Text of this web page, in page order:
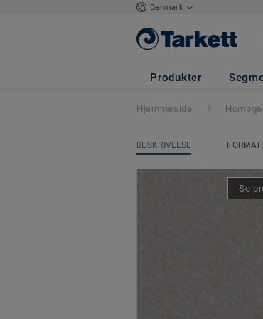
Danmark
Produkter
Eclipse
Hjemmeside
BESKRIVELSE
Se